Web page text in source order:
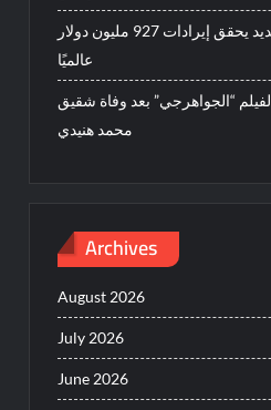
فيلم “سبايدر مان” الجديد يحقق إيرادات 927 مليون دولار
عالميًا
“الجواهرجي” بعد وفاة شقيق
محمد هنيدي
Archives
August 2026
July 2026
June 2026